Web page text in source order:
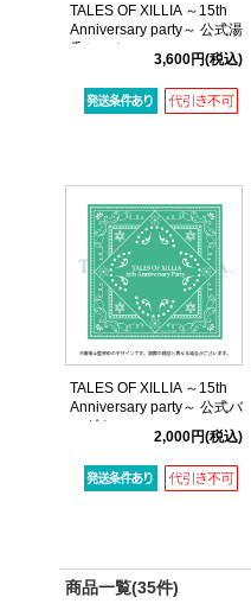
TALES OF XILLIA ～15th
Anniversary party～ 公式湯
呑セット
3,600円(税込)
TALES OF XILLIA ～15th
Anniversary party～ 公式バ
ンダナ
2,000円(税込)
商品一覧(35件)